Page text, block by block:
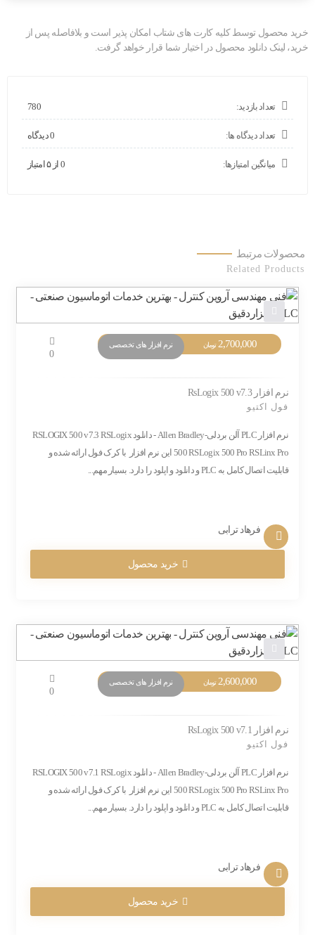
خرید محصول توسط کلیه کارت های شتاب امکان پذیر است و بلافاصله پس از
خرید، لینک دانلود محصول در اختیار شما قرار خواهد گرفت.
تعداد بازدید: 780
تعداد دیدگاه ها: 0 دیدگاه
میانگین امتیازها: 0 از ۵ امتیاز
محصولات مرتبط
Related Products
2,700,000 تومان نرم افزار های تخصصی
0
نرم افزار RsLogix 500 v7.3
فول اکتیو
نرم افزار PLC آلن بردلی-Allen Bradley - دانلود RSLOGIX 500 v7.3 RSLogix
500 RSLogix 500 Pro RSLinx Pro این نرم افزار با کرک فول ارائه شده و
قابلیت اتصال کامل به PLC و دانلود و اپلود را دارد. بسیار مهم...
فرهاد ترابی
خرید محصول
2,600,000 تومان نرم افزار های تخصصی
0
نرم افزار RsLogix 500 v7.1
فول اکتیو
نرم افزار PLC آلن بردلی-Allen Bradley - دانلود RSLOGIX 500 v7.1 RSLogix
500 RSLogix 500 Pro RSLinx Pro این نرم افزار با کرک فول ارائه شده و
قابلیت اتصال کامل به PLC و دانلود و اپلود را دارد. بسیار مهم...
فرهاد ترابی
خرید محصول